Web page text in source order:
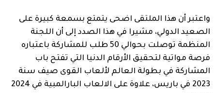
واعتبر أن هذا الملتقى اضحى يتمتع بسمعة كبيرة على
الصعيد الدولي، مشيرا في هذا الصدد إلى أن اللجنة
المنظمة توصلت بحوالي 50 طلب للمشاركة باعتباره
فرصة مواتية لتحقيق الأرقام الدنيا التي تفتح باب
المشاركة في بطولة العالم لألعاب القوى صيف سنة
2023 في باريس، علاوة على الالعاب البارالمبية في 2024